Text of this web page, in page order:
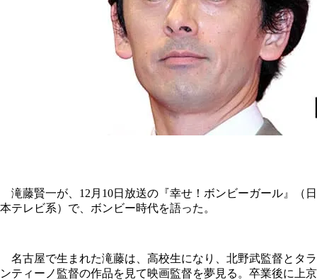
滝藤賢一が、12月10日放送の『幸せ！ボンビーガール』（日
本テレビ系）で、ボンビー時代を語った。
名古屋で生まれた滝藤は、高校生になり、北野武監督とタラ
ンティーノ監督の作品を見て映画監督を夢見る。卒業後に上京